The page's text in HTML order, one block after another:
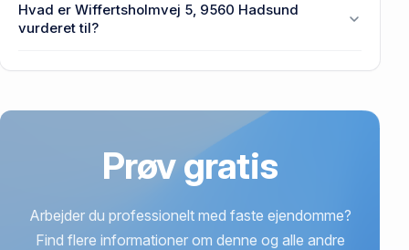
Hadsund senest blev handlet i 1996.
Hvad er Wiffertsholmvej 5, 9560 Hadsund
vurderet til?
Prøv gratis
Arbejder du professionelt med faste ejendomme?
Find flere informationer om denne og alle andre